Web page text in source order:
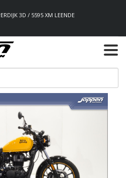
3D / 5595 XM LEENDE